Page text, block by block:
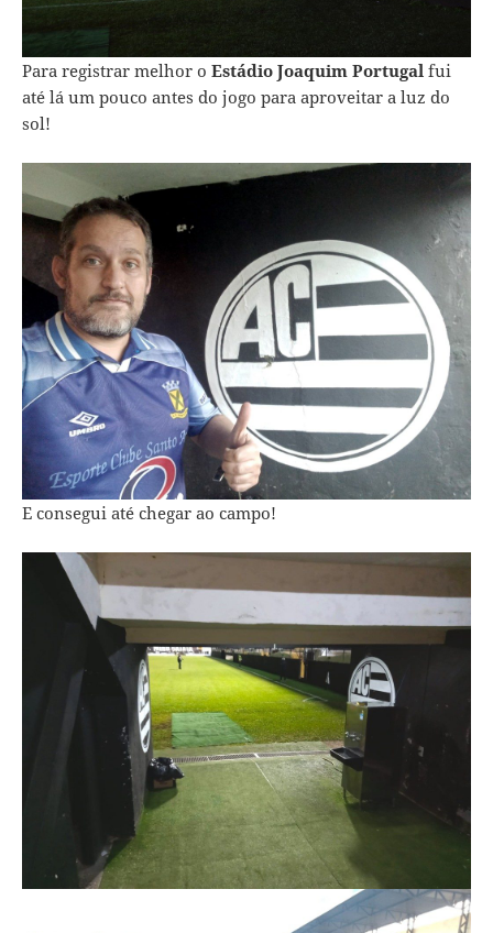
Para registrar melhor o Estádio Joaquim Portugal fui
até lá um pouco antes do jogo para aproveitar a luz do
sol!
E consegui até chegar ao campo!